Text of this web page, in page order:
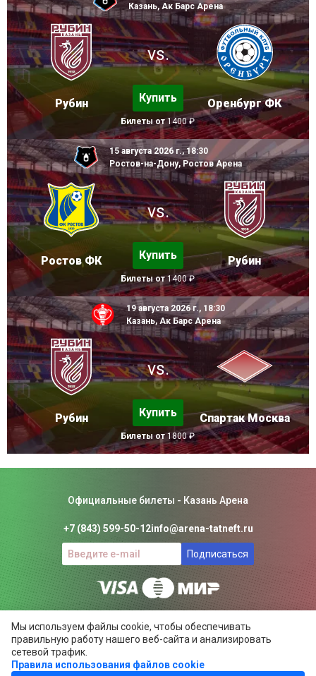
Казань, Ак Барс Арена
Рубин
vs.
Купить
Билеты от1400 ₽
Оренбург ФК
15 августа 2026 г., 18:30
Ростов-на-Дону, Ростов Арена
Ростов ФК
vs.
Купить
Билеты от1400 ₽
Рубин
19 августа 2026 г., 18:30
Казань, Ак Барс Арена
Рубин
vs.
Купить
Билеты от1800 ₽
Спартак Москва
Официальные билеты - Казань Арена
+7 (843) 599-50-12info@arena-tatneft.ru
Подписаться
Казань Арены.
Положение об общих правилах
ARENA-TATNEFT.RU ©
Мы используем файлы cookie, чтобы обеспечивать
правильную работу нашего веб-сайта и анализировать
сетевой трафик.
Правила использования файлов cookie